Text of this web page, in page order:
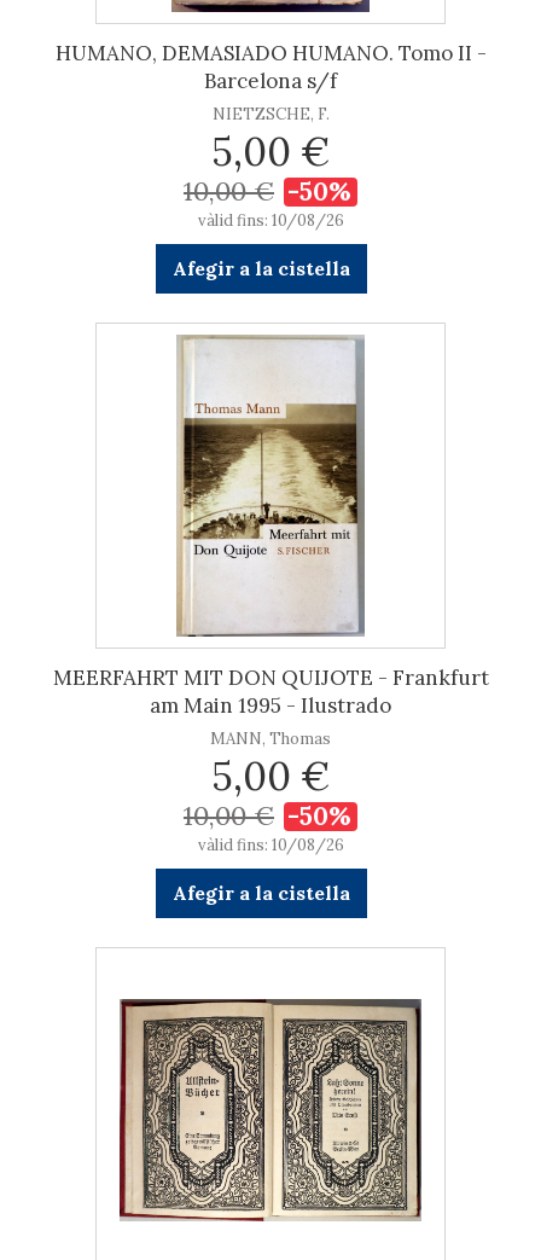
HUMANO, DEMASIADO HUMANO. Tomo II -
Barcelona s/f
NIETZSCHE, F.
5,00 €
10,00 € -50%
vàlid fins: 10/08/26
Afegir a la cistella
MEERFAHRT MIT DON QUIJOTE - Frankfurt
am Main 1995 - Ilustrado
MANN, Thomas
5,00 €
10,00 € -50%
vàlid fins: 10/08/26
Afegir a la cistella